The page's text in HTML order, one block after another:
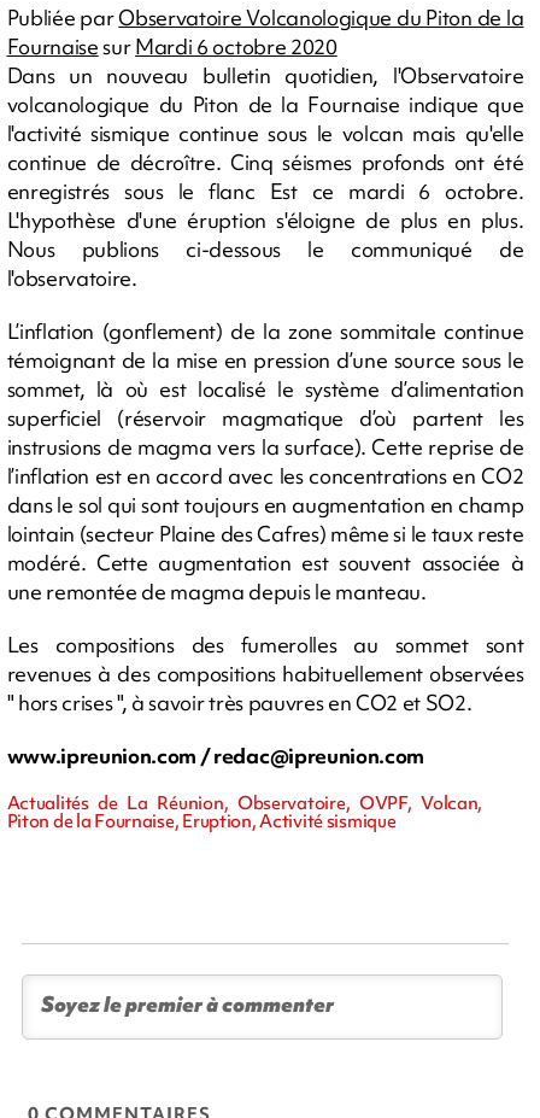
Publiée parObservatoire Volcanologique du Piton de la
FournaisesurMardi 6 octobre 2020
Dans un nouveau bulletin quotidien, l'Observatoire
volcanologique du Piton de la Fournaise indique que
l'activité sismique continue sous le volcan mais qu'elle
continue de décroître. Cinq séismes profonds ont été
enregistrés sous le flanc Est ce mardi 6 octobre.
L'hypothèse d'une éruption s'éloigne de plus en plus.
Nous publions ci-dessous le communiqué de
l'observatoire.
L’inflation (gonflement) de la zone sommitale continue
témoignant de la mise en pression d’une source sous le
sommet, là où est localisé le système d’alimentation
superficiel (réservoir magmatique d’où partent les
instrusions de magma vers la surface). Cette reprise de
l’inflation est en accord avec les concentrations en CO2
dans le sol qui sont toujours en augmentation en champ
lointain (secteur Plaine des Cafres) même si le taux reste
modéré. Cette augmentation est souvent associée à
une remontée de magma depuis le manteau.
Les compositions des fumerolles au sommet sont
revenues à des compositions habituellement observées
" hors crises ", à savoir très pauvres en CO2 et SO2.
www.ipreunion.com /redac@ipreunion.com
Actualités de La Réunion, Observatoire, OVPF, Volcan,
Piton de la Fournaise, Eruption, Activité sismique